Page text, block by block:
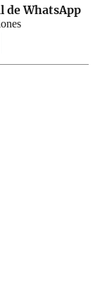
de WhatsApp